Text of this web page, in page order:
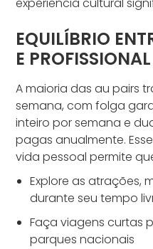
experiência cultural
EQUILÍBRIO
E PROFISSIONAL
A maioria das au pairs
semana, com folga
inteiro por semana e
pagas anualmente.
vida pessoal permite
Explore as atrações,
durante seu tempo
Faça viagens curtas
parques nacionais